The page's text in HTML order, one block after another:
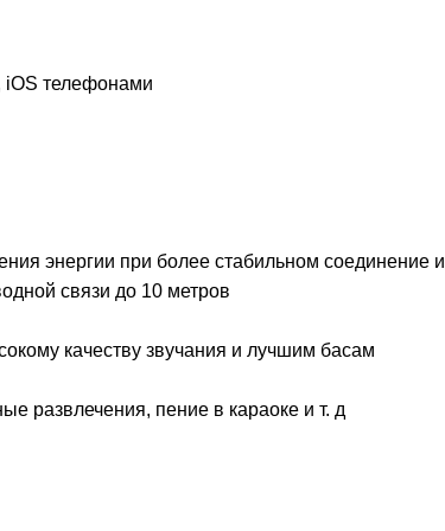
iOS телефонами
энергии при более стабильном соединение и
связи до 10 метров
качеству звучания и лучшим басам
развлечения, пение в караоке и т. д